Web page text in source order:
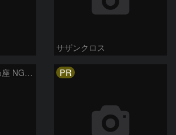
サザンクロス
夜空は宝石箱(おとめ座 NGC5746) Seestar50 PR